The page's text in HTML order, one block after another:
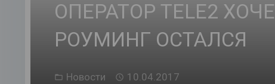
ОПЕРАТОР TELE2
РОУМИНГ ОСТАЛСЯ
Новости 10.04.2017